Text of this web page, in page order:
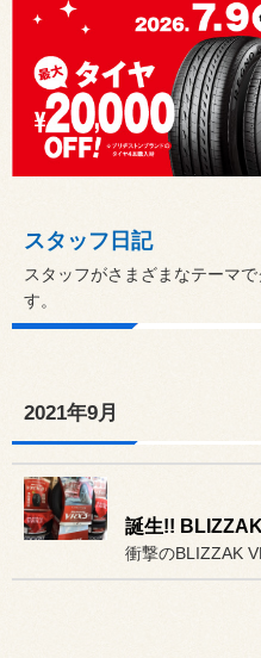
スタッフ日記
スタッフがさまざまなテーマ
す。
2021年9月
誕生!!